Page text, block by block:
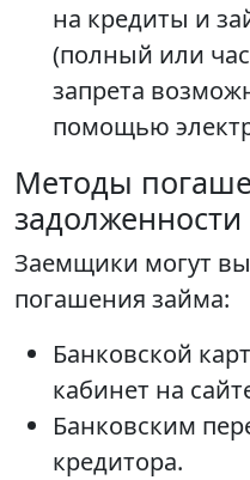
на кредиты и
(полный или
запрета
помощью
Методы
задолженности
Заемщики могут
погашения займа:
Банковской
кабинет на
Банковским
кредитора.